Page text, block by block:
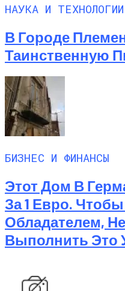
НАУКА И ТЕХНОЛОГИИ
В Городе
Таинственную
БИЗНЕС И ФИНАНСЫ
Этот Дом В
За 1 Евро.
Обладателем,
Выполнить Это